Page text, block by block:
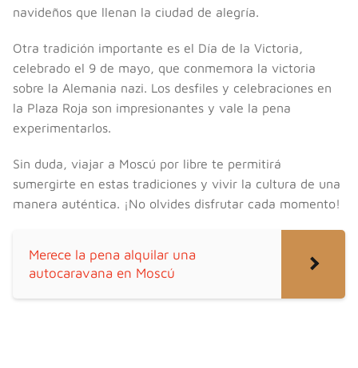
navideños que llenan la ciudad de alegría.
Otra tradición importante es el Día de la Victoria,
celebrado el 9 de mayo, que conmemora la victoria
sobre la Alemania nazi. Los desfiles y celebraciones en
la Plaza Roja son impresionantes y vale la pena
experimentarlos.
Sin duda, viajar a Moscú por libre te permitirá
sumergirte en estas tradiciones y vivir la cultura de una
manera auténtica. ¡No olvides disfrutar cada momento!
Merece la pena alquilar una
autocaravana en Moscú